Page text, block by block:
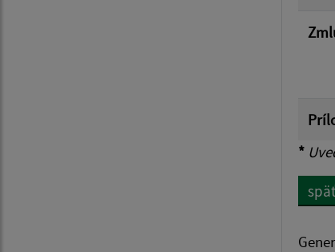
*
späť